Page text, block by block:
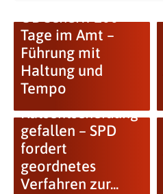
Tage im Amt –
Führung mit
Haltung und
Tempo
Ratsentscheidung
gefallen – SPD
fordert
geordnetes
Verfahren zur...